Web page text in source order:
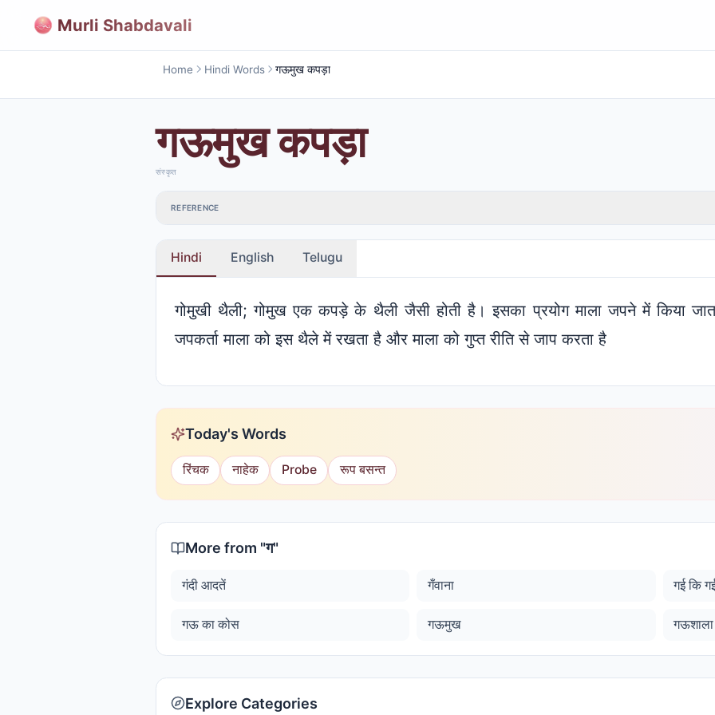
Murli Shabdavali
Home Hindi Words गऊमुख कपड़ा
गऊमुख कपड़ा
संस्कृत
REFERENCE
Hindi English Telugu
गोमुखी थैली; गोमुख एक कपड़े के थैली जैसी होती है। इसका प्रयोग माला जपने में किया
जपकर्ता माला को इस थैले में रखता है और माला को गुप्त रीति से जाप करता है
Today's Words
रिंचक नाहेक Probe रूप बसन्त
More from "ग"
गंदी आदतें गँवाना गई कि
गऊ का कोस गऊमुख गऊशाला
Explore Categories